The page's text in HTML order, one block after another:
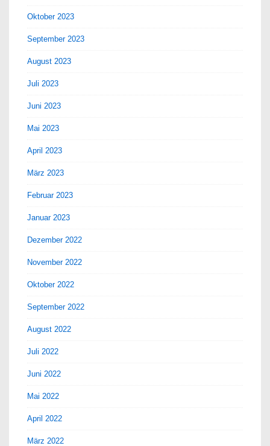
Oktober 2023
September 2023
August 2023
Juli 2023
Juni 2023
Mai 2023
April 2023
März 2023
Februar 2023
Januar 2023
Dezember 2022
November 2022
Oktober 2022
September 2022
August 2022
Juli 2022
Juni 2022
Mai 2022
April 2022
März 2022